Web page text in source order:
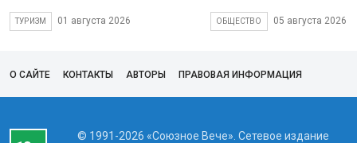
ТУРИЗМ 01 августа 2026 ОБЩЕСТВО 05 августа 2026
О САЙТЕ КОНТАКТЫ АВТОРЫ ПРАВОВАЯ ИНФОРМАЦИЯ
© 1991-2026 «Союзное Вече». Сетевое издание